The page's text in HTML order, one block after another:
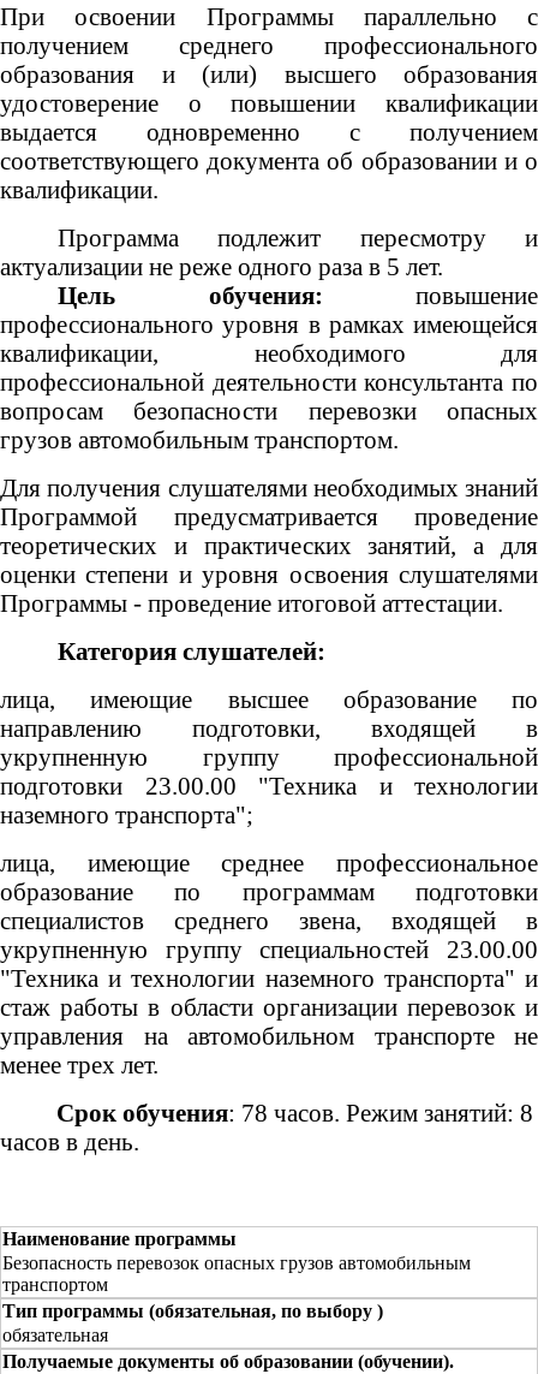
При освоении Программы параллельно с
получением среднего профессионального
образования и (или) высшего образования
удостоверение о повышении квалификации
выдается одновременно с получением
соответствующего документа об образовании и о
квалификации.
Программа подлежит пересмотру и
актуализации не реже одного раза в 5 лет.
Цель обучения: повышение
профессионального уровня в рамках имеющейся
квалификации, необходимого для
профессиональной деятельности консультанта по
вопросам безопасности перевозки опасных
грузов автомобильным транспортом.
Для получения слушателями необходимых знаний
Программой предусматривается проведение
теоретических и практических занятий, а для
оценки степени и уровня освоения слушателями
Программы - проведение итоговой аттестации.
Категория слушателей:
лица, имеющие высшее образование по
направлению подготовки, входящей в
укрупненную группу профессиональной
подготовки 23.00.00 "Техника и технологии
наземного транспорта";
лица, имеющие среднее профессиональное
образование по программам подготовки
специалистов среднего звена, входящей в
укрупненную группу специальностей 23.00.00
"Техника и технологии наземного транспорта" и
стаж работы в области организации перевозок и
управления на автомобильном транспорте не
менее трех лет.
Срок обучения: 78 часов. Режим занятий: 8
часов в день.
Наименование программы
Безопасность перевозок опасных грузов автомобильным
транспортом
Тип программы (обязательная, по выбору )
обязательная
Получаемые документы об образовании (обучении).